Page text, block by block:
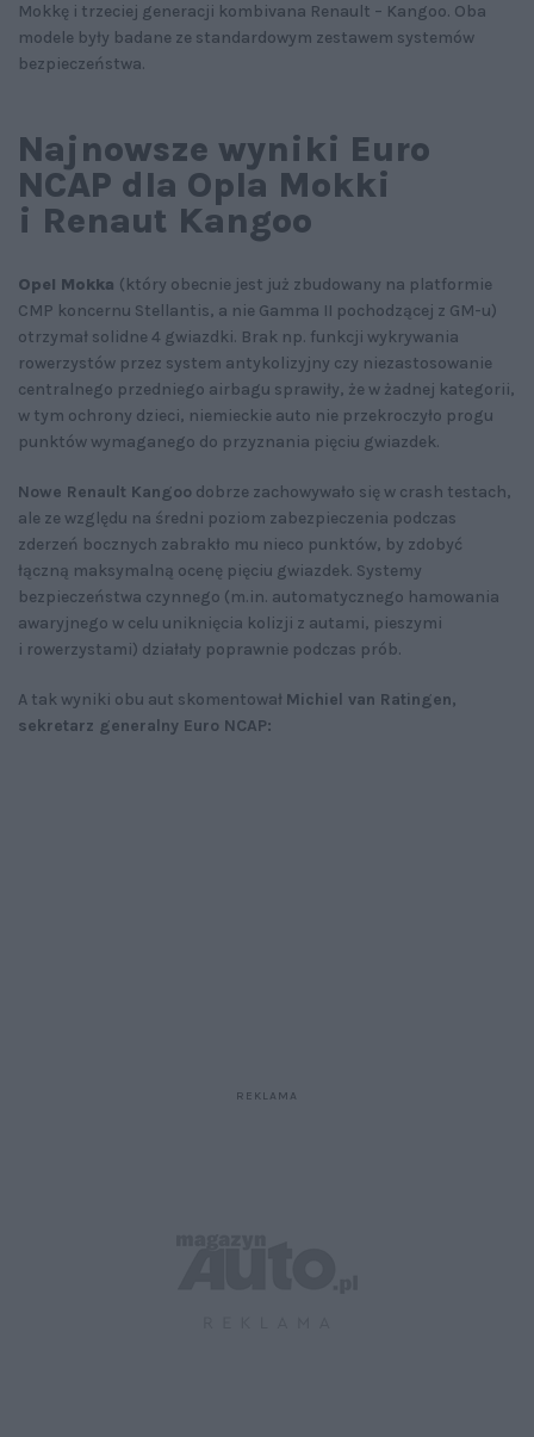
Mokkę i trzeciej generacji kombivana Renault – Kangoo. Oba
modele były badane ze standardowym zestawem systemów
bezpieczeństwa.
Najnowsze wyniki Euro
NCAP dla Opla Mokki
i Renaut Kangoo
Opel Mokka (który obecnie jest już zbudowany na platformie
CMP koncernu Stellantis, a nie Gamma II pochodzącej z GM-u)
otrzymał solidne 4 gwiazdki. Brak np. funkcji wykrywania
rowerzystów przez system antykolizyjny czy niezastosowanie
centralnego przedniego airbagu sprawiły, że w żadnej kategorii,
w tym ochrony dzieci, niemieckie auto nie przekroczyło progu
punktów wymaganego do przyznania pięciu gwiazdek.
Nowe Renault Kangoo dobrze zachowywało się w crash testach,
ale ze względu na średni poziom zabezpieczenia podczas
zderzeń bocznych zabrakło mu nieco punktów, by zdobyć
łączną maksymalną ocenę pięciu gwiazdek. Systemy
bezpieczeństwa czynnego (m.in. automatycznego hamowania
awaryjnego w celu uniknięcia kolizji z autami, pieszymi
i rowerzystami) działały poprawnie podczas prób.
A tak wyniki obu aut skomentował Michiel van Ratingen,
sekretarz generalny Euro NCAP: